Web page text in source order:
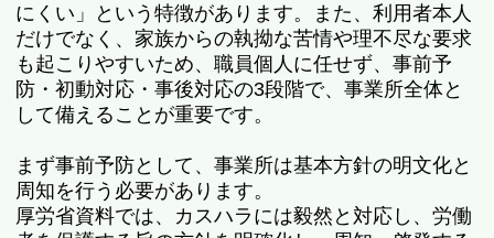
にくい」という特徴があります。また、利用者本人
だけでなく、家族からの執拗な苦情や理不尽な要求
も起こりやすいため、職員個人に任せず、事前予
防・初動対応・事後対応の3段階で、事業所全体と
して備えることが重要です。
まず事前予防として、事業所は基本方針の明文化と
周知を行う必要があります。
厚労省資料では、カスハラには毅然と対応し、労働